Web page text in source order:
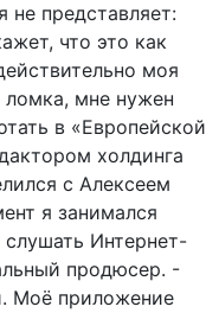
не представляет:
что это как
моя
ломка, мне нужен
в «Европейской
холдинга
с Алексеем
я занимался
Интернет-
продюсер. -
Моё приложение